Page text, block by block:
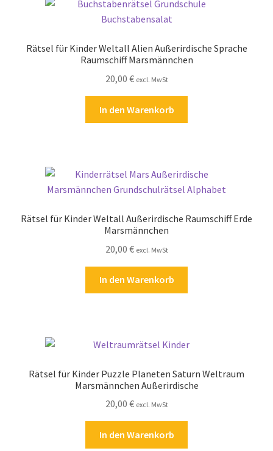
Rätsel für Kinder Weltall Alien Außerirdische Sprache
Raumschiff Marsmännchen
20,00 € excl. MwSt
In den Warenkorb
Rätsel für Kinder Weltall Außerirdische Raumschiff Erde
Marsmännchen
20,00 € excl. MwSt
In den Warenkorb
Rätsel für Kinder Puzzle Planeten Saturn Weltraum
Marsmännchen Außerirdische
20,00 € excl. MwSt
In den Warenkorb